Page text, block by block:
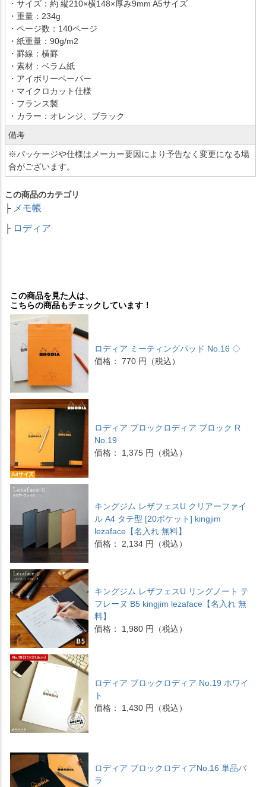
・サイズ：約 縦210×横148×厚み9mm A5サイズ
・重量：234g
・ページ数：140ページ
・紙重量：90g/m2
・罫線：横罫
・素材：ベラム紙
・アイボリーペーパー
・マイクロカット仕様
・フランス製
・カラー：オレンジ、ブラック
備考
※パッケージや仕様はメーカー要因により予告なく変更になる場
合がございます。
この商品のカテゴリ
├ メモ帳
├ ロディア
この商品を見た人は、
こちらの商品もチェックしています！
ロディア ミーティングパッド No.16 ◇
価格： 770 円（税込）
ロディア ブロックロディア ブロック R
No.19
価格： 1,375 円（税込）
キングジム レザフェスU クリアーファイ
ル A4 タテ型 [20ポケット] kingjim
lezaface【名入れ 無料】
価格： 2,134 円（税込）
キングジム レザフェスU リングノート テ
フレーヌ B5 kingjim lezaface【名入れ 無
料】
価格： 1,980 円（税込）
ロディア ブロックロディア No.19 ホワイ
ト
価格： 1,430 円（税込）
ロディア ブロックロディアNo.16 単品バ
ラ